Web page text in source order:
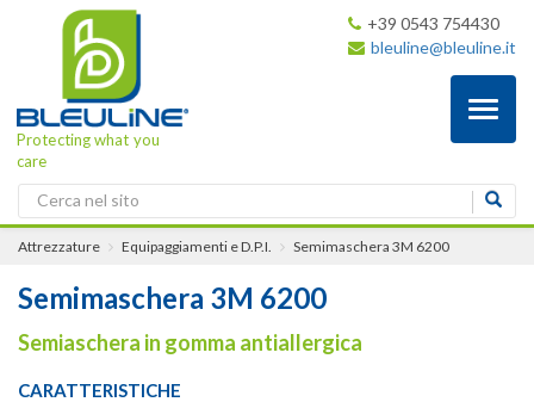
Protecting what you
care
+39 0543 754430
bleuline@bleuline.it
Attrezzature Equipaggiamenti e D.P.I. Semimaschera 3M 6200
Semimaschera 3M 6200
Semiaschera in gomma antiallergica
CARATTERISTICHE